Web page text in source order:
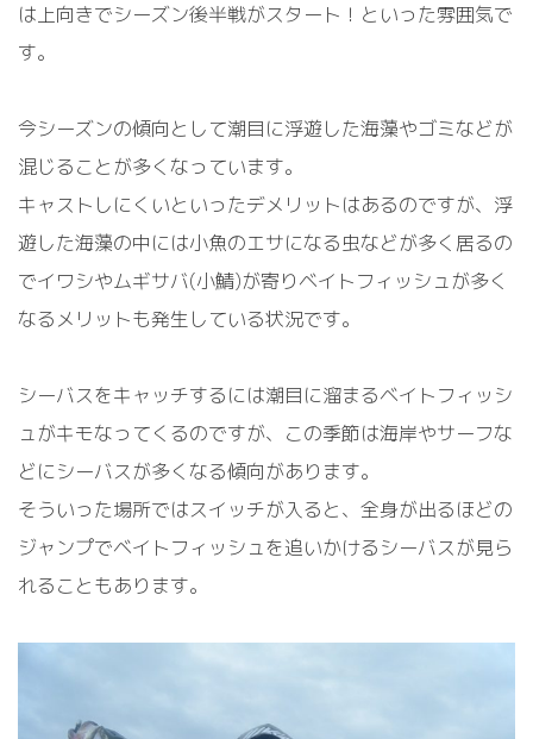
は上向きでシーズン後半戦がスタート！といった雰囲気で
す。
今シーズンの傾向として潮目に浮遊した海藻やゴミなどが
混じることが多くなっています。
キャストしにくいといったデメリットはあるのですが、浮
遊した海藻の中には小魚のエサになる虫などが多く居るの
でイワシやムギサバ(小鯖)が寄りベイトフィッシュが多く
なるメリットも発生している状況です。
シーバスをキャッチするには潮目に溜まるベイトフィッシ
ュがキモなってくるのですが、この季節は海岸やサーフな
どにシーバスが多くなる傾向があります。
そういった場所ではスイッチが入ると、全身が出るほどの
ジャンプでベイトフィッシュを追いかけるシーバスが見ら
れることもあります。